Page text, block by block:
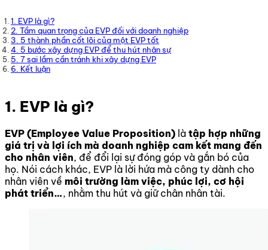
1. EVP là gì?
2. Tầm quan trọng của EVP đối với doanh nghiệp
3. 5 thành phần cốt lõi của một EVP tốt
4. 5 bước xây dựng EVP để thu hút nhân sự
5. 7 sai lầm cần tránh khi xây dựng EVP
6. Kết luận
1. EVP là gì?
EVP (Employee Value Proposition) là tập hợp những
giá trị và lợi ích mà doanh nghiệp cam kết mang đến
cho nhân viên, để đổi lại sự đóng góp và gắn bó của
họ. Nói cách khác, EVP là lời hứa mà công ty dành cho
nhân viên về môi trường làm việc, phúc lợi, cơ hội
phát triển…, nhằm thu hút và giữ chân nhân tài.